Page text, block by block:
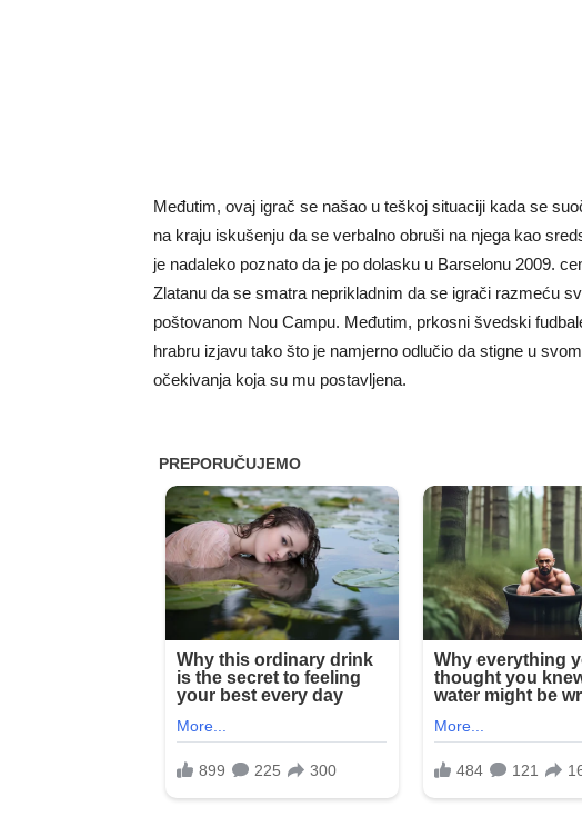
Međutim, ovaj igrač se našao u teškoj situaciji kada se
​​na kraju iskušenju da se verbalno obruši na njega kao
je nadaleko poznato da je po dolasku u Barselonu 2009.
Zlatanu da se smatra neprikladnim da se igrači razmeću
poštovanom Nou Campu. Međutim, prkosni švedski
hrabru izjavu tako što je namjerno odlučio da stigne u
očekivanja koja su mu postavljena.